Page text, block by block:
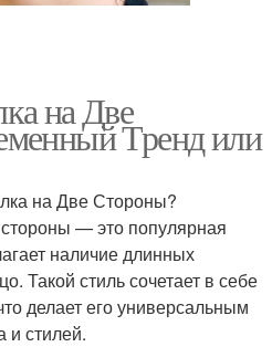
на Две
Тренд или
на Две Стороны?
— это популярная
наличие длинных
Такой стиль сочетает в себе
делает его универсальным
и стилей.